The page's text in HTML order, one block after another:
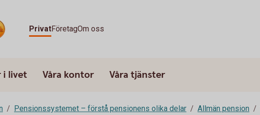
PrivatFöretagOm oss
i livet Våra kontor Våra tjänster
Pensionssystemet – förstå pensionens olika delar Allmän pension